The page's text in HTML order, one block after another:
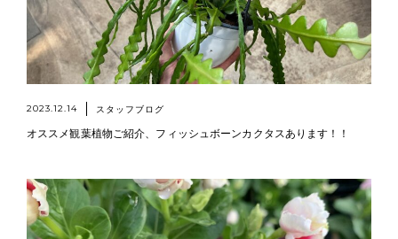
2023.12.14 スタッフブログ
オススメ観葉植物ご紹介、フィッシュボーンカクタスあります！！